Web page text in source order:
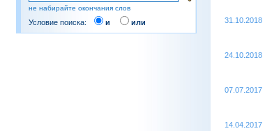
не набирайте окончания слов
Условие поиска: и или 31.10.2018
24.10.2018
07.07.2017
14.04.2017